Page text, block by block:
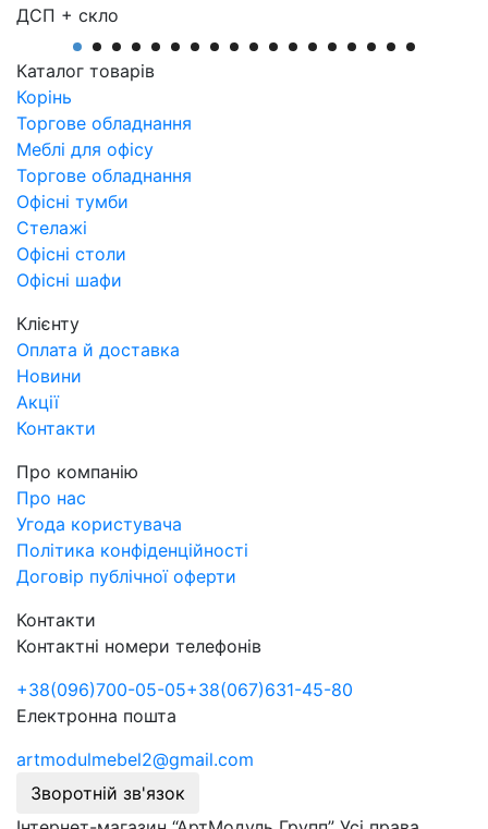
ДСП + скло
Виробник
АртМодуль Груп
Артикул
Л-004
Каталог товарів
Корінь
Торгове обладнання
Меблі для офісу
Торгове обладнання
Офісні тумби
Стелажі
Офісні столи
Офісні шафи
Клієнту
Оплата й доставка
Новини
Акції
Контакти
Про компанію
Про нас
Угода користувача
Політика конфіденційності
Договір публічної оферти
Контакти
Контактні номери телефонів
+38(096)700-05-05+38(067)631-45-80
Електронна пошта
artmodulmebel2@gmail.com
Зворотній зв'язок